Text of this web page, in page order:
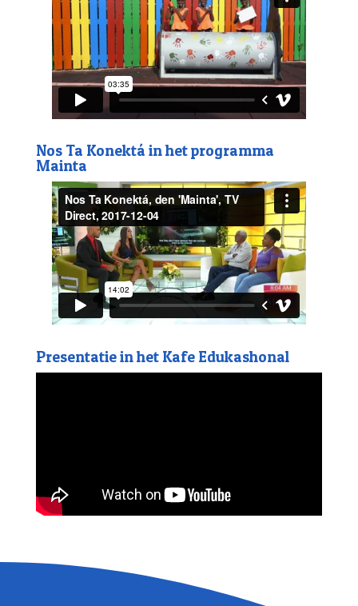
Nos Ta Konektá in het programma
Mainta
Presentatie in het Kafe Edukashonal